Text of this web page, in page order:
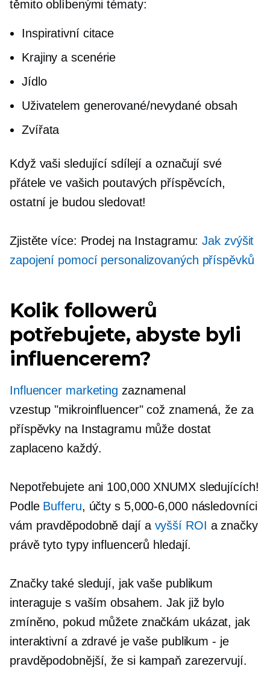
těmito oblíbenými tématy:
Inspirativní citace
Krajiny a scenérie
Jídlo
Uživatelem generované/nevydané obsah
Zvířata
Když vaši sledující sdílejí a označují své
přátele ve vašich poutavých příspěvcích,
ostatní je budou sledovat!
Zjistěte více: Prodej na Instagramu:Jak zvýšit
zapojení pomocí personalizovaných příspěvků
Kolik followerů
potřebujete, abyste byli
influencerem?
Influencer marketing zaznamenal
vzestup"mikroinfluencer"což znamená, že za
příspěvky na Instagramu může dostat
zaplaceno každý.
Nepotřebujete ani 100,000 XNUMX sledujících!
Podle Bufferu, účty s 5,000-6,000následovníci
vám pravděpodobně dají a vyšší ROI a značky
právě tyto typy influencerů hledají.
Značky také sledují, jak vaše publikum
interaguje s vaším obsahem. Jak již bylo
zmíněno, pokud můžete značkám ukázat, jak
interaktivní a zdravé je vaše publikum- je
pravděpodobnější, že si kampaň zarezervují.